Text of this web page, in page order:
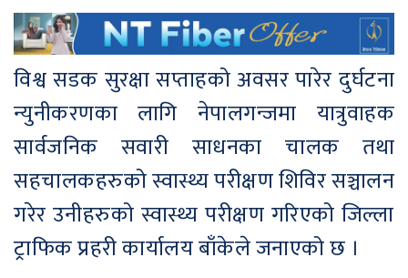
विश्व सडक सुरक्षा सप्ताहको अवसर पारेर दुर्घटना
न्युनीकरणका लागि नेपालगन्जमा यात्रुवाहक
सार्वजनिक सवारी साधनका चालक तथा
सहचालकहरुको स्वास्थ्य परीक्षण शिविर सञ्चालन
गरेर उनीहरुको स्वास्थ्य परीक्षण गरिएको जिल्ला
ट्राफिक प्रहरी कार्यालय बाँकेले जनाएको छ ।